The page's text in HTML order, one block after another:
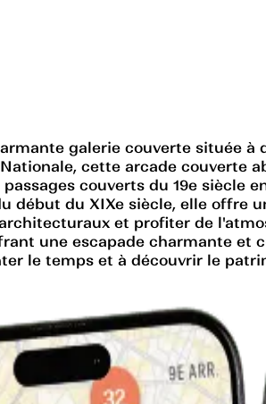
galerie couverte située
cette arcade
couverts du 19e
début du XIXe siècle, elle offre
et profiter de
une escapade charmante
le temps et à découvrir le